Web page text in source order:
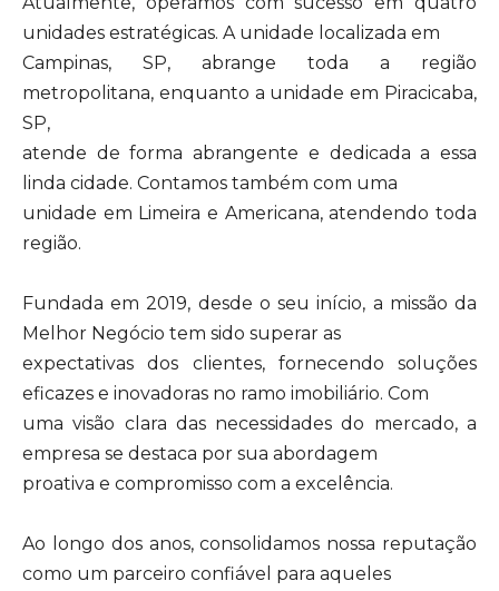
unidades estratégicas. A unidade localizada em
Campinas, SP, abrange toda a região
metropolitana, enquanto a unidade em Piracicaba,
SP,
atende de forma abrangente e dedicada a essa
linda cidade. Contamos também com uma
unidade em Limeira e Americana, atendendo toda
região.
Fundada em 2019, desde o seu início, a missão da
Melhor Negócio tem sido superar as
expectativas dos clientes, fornecendo soluções
eficazes e inovadoras no ramo imobiliário. Com
uma visão clara das necessidades do mercado, a
empresa se destaca por sua abordagem
proativa e compromisso com a excelência.
Ao longo dos anos, consolidamos nossa reputação
como um parceiro confiável para aqueles